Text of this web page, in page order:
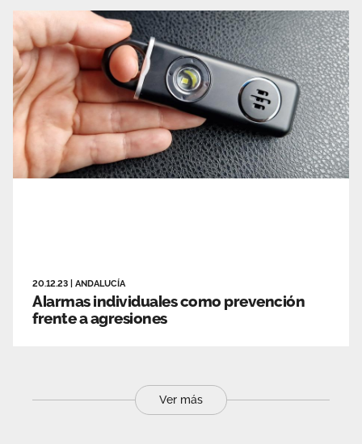
20.12.23 ANDALUCÍA
Alarmas individuales como prevención
frente a agresiones
Ver más